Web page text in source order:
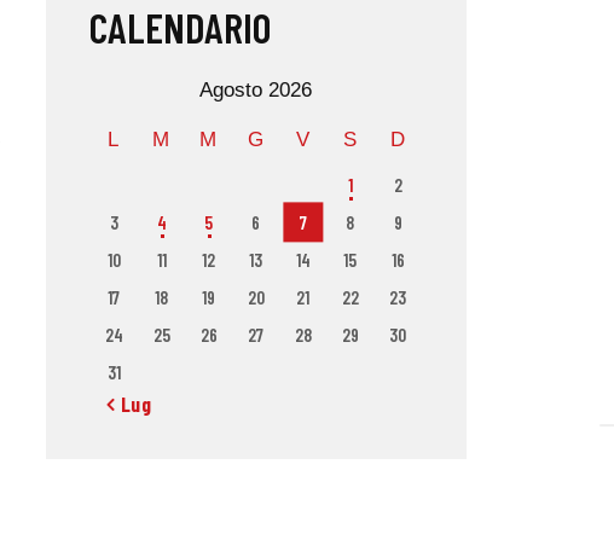
CALENDARIO
Agosto 2026
L M M G V S D
1
2
3
4 5 6 7 8
9
10
11 12 13 14 15
16
17
18 19 20 21 22
23
24
25 26 27 28 29
30
31
« Lug